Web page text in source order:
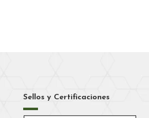
Sellos y Certificaciones